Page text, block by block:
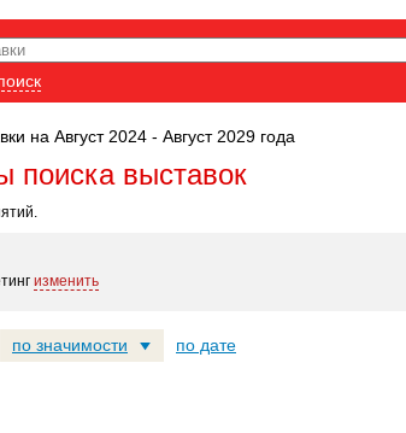
на Август 2024 - Август 2029 года
поиска выставок
изменить
по значимости по дате